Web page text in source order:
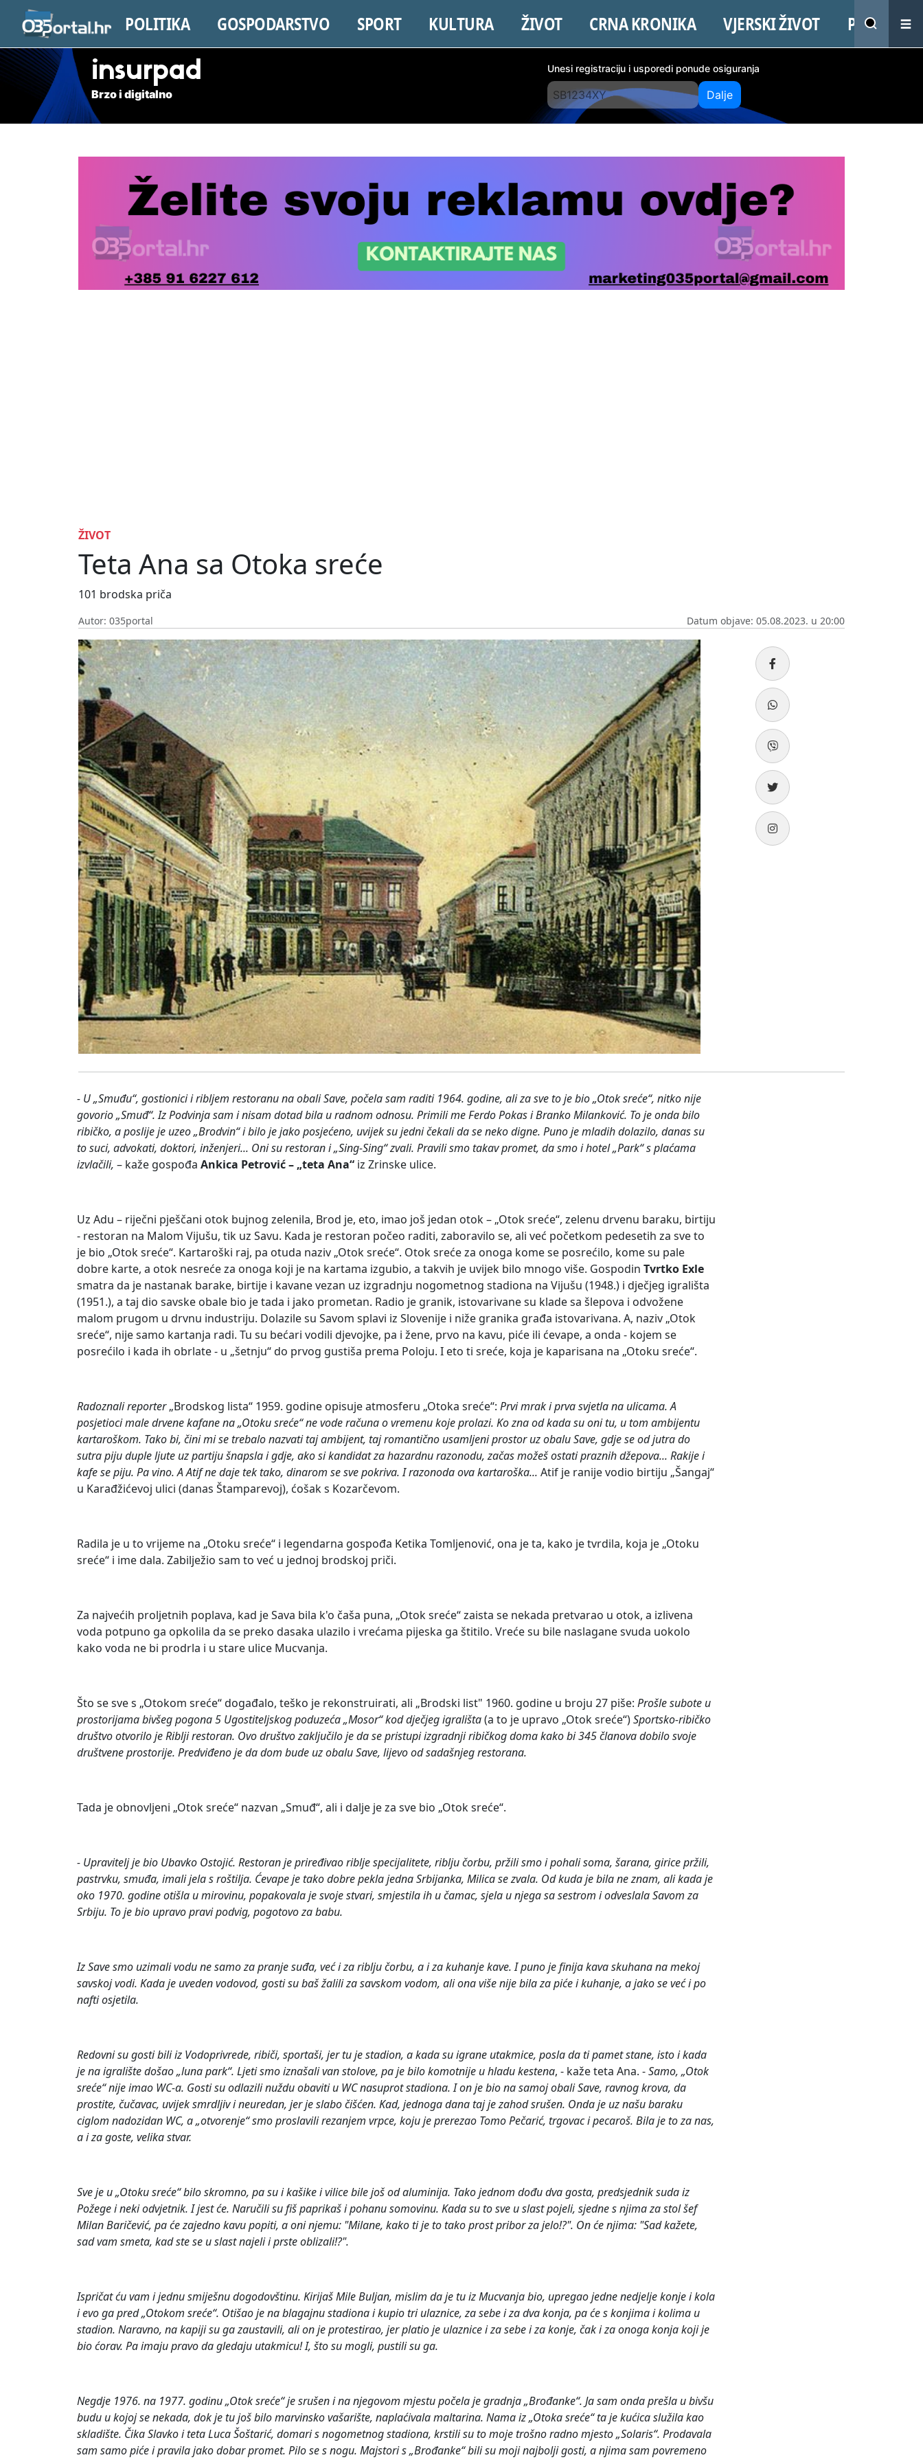
POLITIKA GOSPODARSTVO SPORT KULTURA ŽIVOT CRNA KRONIKA VJERSKI ŽIVOT PROMO
insurpad
Brzo i digitalno
Unesi registraciju i usporedi ponude osiguranja
Dalje
ŽIVOT
Teta Ana sa Otoka sreće
101 brodska priča
Autor: 035portal Datum objave: 05.08.2023. u 20:00
- U „Smuđu“, gostionici i ribljem restoranu na obali Save, počela sam raditi 1964. godine, ali za sve to je bio „Otok sreće“, nitko nije
govorio „Smuđ“. Iz Podvinja sam i nisam dotad bila u radnom odnosu. Primili me Ferdo Pokas i Branko Milanković. To je onda bilo
ribičko, a poslije je uzeo „Brodvin“ i bilo je jako posjećeno, uvijek su jedni čekali da se neko digne. Puno je mladih dolazilo, danas su
to suci, advokati, doktori, inženjeri... Oni su restoran i „Sing-Sing“ zvali. Pravili smo takav promet, da smo i hotel „Park“ s plaćama
izvlačili, – kaže gospođa Ankica Petrović – „teta Ana“ iz Zrinske ulice.
Uz Adu – riječni pješčani otok bujnog zelenila, Brod je, eto, imao još jedan otok – „Otok sreće“, zelenu drvenu baraku, birtiju
- restoran na Malom Vijušu, tik uz Savu. Kada je restoran počeo raditi, zaboravilo se, ali već početkom pedesetih za sve to
je bio „Otok sreće“. Kartaroški raj, pa otuda naziv „Otok sreće“. Otok sreće za onoga kome se posrećilo, kome su pale
dobre karte, a otok nesreće za onoga koji je na kartama izgubio, a takvih je uvijek bilo mnogo više. Gospodin Tvrtko Exle
smatra da je nastanak barake, birtije i kavane vezan uz izgradnju nogometnog stadiona na Vijušu (1948.) i dječjeg igrališta
(1951.), a taj dio savske obale bio je tada i jako prometan. Radio je granik, istovarivane su klade sa šlepova i odvožene
malom prugom u drvnu industriju. Dolazile su Savom splavi iz Slovenije i niže granika građa istovarivana. A, naziv „Otok
sreće“, nije samo kartanja radi. Tu su bećari vodili djevojke, pa i žene, prvo na kavu, piće ili ćevape, a onda - kojem se
posrećilo i kada ih obrlate - u „šetnju“ do prvog gustiša prema Poloju. I eto ti sreće, koja je kaparisana na „Otoku sreće“.
Radoznali reporter„Brodskog lista“ 1959. godine opisuje atmosferu „Otoka sreće“: Prvi mrak i prva svjetla na ulicama. A
posjetioci male drvene kafane na „Otoku sreće“ ne vode računa o vremenu koje prolazi. Ko zna od kada su oni tu, u tom ambijentu
kartaroškom. Tako bi, čini mi se trebalo nazvati taj ambijent, taj romantično usamljeni prostor uz obalu Save, gdje se od jutra do
sutra piju duple ljute uz partiju šnapsla i gdje, ako si kandidat za hazardnu razonodu, začas možeš ostati praznih džepova... Rakije i
kafe se piju. Pa vino. A Atif ne daje tek tako, dinarom se sve pokriva. I razonoda ova kartaroška... Atif je ranije vodio birtiju „Šangaj“
u Karađžićevoj ulici (danas Štamparevoj), ćošak s Kozarčevom.
Radila je u to vrijeme na „Otoku sreće“ i legendarna gospođa Ketika Tomljenović, ona je ta, kako je tvrdila, koja je „Otoku
sreće“ i ime dala. Zabilježio sam to već u jednoj brodskoj priči.
Za najvećih proljetnih poplava, kad je Sava bila k'o čaša puna, „Otok sreće“ zaista se nekada pretvarao u otok, a izlivena
voda potpuno ga opkolila da se preko dasaka ulazilo i vrećama pijeska ga štitilo. Vreće su bile naslagane svuda uokolo
kako voda ne bi prodrla i u stare ulice Mucvanja.
Što se sve s „Otokom sreće“ događalo, teško je rekonstruirati, ali „Brodski list" 1960. godine u broju 27 piše: Prošle subote u
prostorijama bivšeg pogona 5 Ugostiteljskog poduzeća „Mosor“ kod dječjeg igrališta(a to je upravo „Otok sreće“)Sportsko-ribičko
društvo otvorilo je Riblji restoran. Ovo društvo zaključilo je da se pristupi izgradnji ribičkog doma kako bi 345 članova dobilo svoje
društvene prostorije. Predviđeno je da dom bude uz obalu Save, lijevo od sadašnjeg restorana.
Tada je obnovljeni „Otok sreće“ nazvan „Smuđ“, ali i dalje je za sve bio „Otok sreće“.
- Upravitelj je bio Ubavko Ostojić. Restoran je priređivao riblje specijalitete, riblju čorbu, pržili smo i pohali soma, šarana, girice pržili,
pastrvku, smuđa, imali jela s roštilja. Ćevape je tako dobre pekla jedna Srbijanka, Milica se zvala. Od kuda je bila ne znam, ali kada je
oko 1970. godine otišla u mirovinu, popakovala je svoje stvari, smjestila ih u čamac, sjela u njega sa sestrom i odveslala Savom za
Srbiju. To je bio upravo pravi podvig, pogotovo za babu.
Iz Save smo uzimali vodu ne samo za pranje suđa, već i za riblju čorbu, a i za kuhanje kave. I puno je finija kava skuhana na mekoj
savskoj vodi. Kada je uveden vodovod, gosti su baš žalili za savskom vodom, ali ona više nije bila za piće i kuhanje, a jako se već i po
nafti osjetila.
Redovni su gosti bili iz Vodoprivrede, ribiči, sportaši, jer tu je stadion, a kada su igrane utakmice, posla da ti pamet stane, isto i kada
je na igralište došao „luna park“. Ljeti smo iznašali van stolove, pa je bilo komotnije u hladu kestena, - kaže teta Ana. -Samo, „Otok
sreće“ nije imao WC-a. Gosti su odlazili nuždu obaviti u WC nasuprot stadiona. I on je bio na samoj obali Save, ravnog krova, da
prostite, čučavac, uvijek smrdljiv i neuredan, jer je slabo čišćen. Kad, jednoga dana taj je zahod srušen. Onda je uz našu baraku
ciglom nadozidan WC, a „otvorenje“ smo proslavili rezanjem vrpce, koju je prerezao Tomo Pečarić, trgovac i pecaroš. Bila je to za nas,
a i za goste, velika stvar.
Sve je u „Otoku sreće“ bilo skromno, pa su i kašike i vilice bile još od aluminija. Tako jednom dođu dva gosta, predsjednik suda iz
Požege i neki odvjetnik. I jest će. Naručili su fiš paprikaš i pohanu somovinu. Kada su to sve u slast pojeli, sjedne s njima za stol šef
Milan Baričević, pa će zajedno kavu popiti, a oni njemu: "Milane, kako ti je to tako prost pribor za jelo!?". On će njima: "Sad kažete,
sad vam smeta, kad ste se u slast najeli i prste oblizali!?".
Ispričat ću vam i jednu smiješnu dogodovštinu. Kirijaš Mile Buljan, mislim da je tu iz Mucvanja bio, upregao jedne nedjelje konje i kola
i evo ga pred „Otokom sreće“. Otišao je na blagajnu stadiona i kupio tri ulaznice, za sebe i za dva konja, pa će s konjima i kolima u
stadion. Naravno, na kapiji su ga zaustavili, ali on je protestirao, jer platio je ulaznice i za sebe i za konje, čak i za onoga konja koji je
bio ćorav. Pa imaju pravo da gledaju utakmicu! I, što su mogli, pustili su ga.
Negdje 1976. na 1977. godinu „Otok sreće“ je srušen i na njegovom mjestu počela je gradnja „Brođanke“. Ja sam onda prešla u bivšu
budu u kojoj se nekada, dok je tu još bilo marvinsko vašarište, naplaćivala maltarina. Nama iz „Otoka sreće“ ta je kućica služila kao
skladište. Čika Slavko i teta Luca Šoštarić, domari s nogometnog stadiona, krstili su to moje trošno radno mjesto „Solaris“. Prodavala
sam samo piće i pravila jako dobar promet. Pilo se s nogu. Majstori s „Brođanke“ bili su moji najbolji gosti, a njima sam povremeno